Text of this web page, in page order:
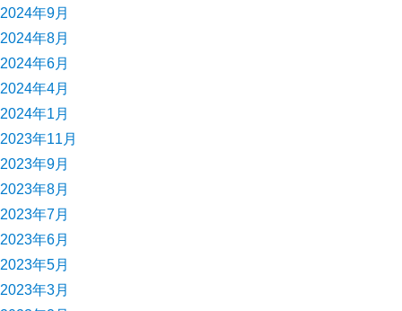
2024年9月
2024年8月
2024年6月
2024年4月
2024年1月
2023年11月
2023年9月
2023年8月
2023年7月
2023年6月
2023年5月
2023年3月